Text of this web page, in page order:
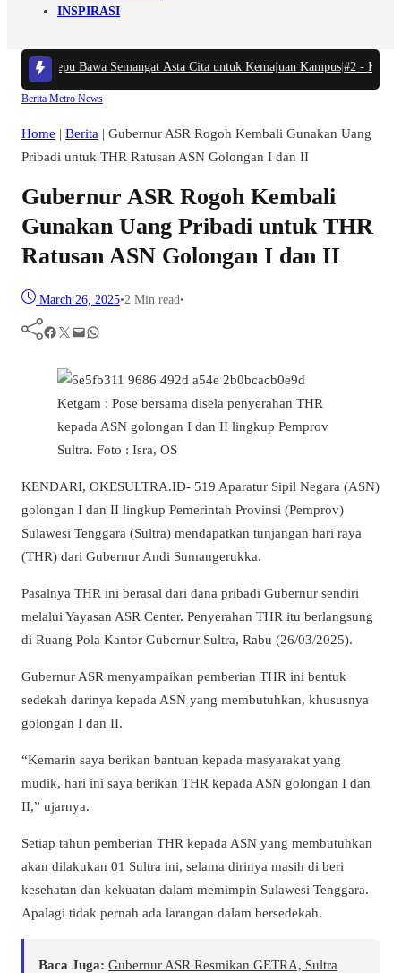
INSPIRASI
Tosepu Bawa Semangat Asta Cita untuk Kemajuan Kampus|#2 -Harga
Berita Metro News
Home | Berita | Gubernur ASR Rogoh Kembali Gunakan Uang
Pribadi untuk THR Ratusan ASN Golongan I dan II
Gubernur ASR Rogoh Kembali
Gunakan Uang Pribadi untuk THR
Ratusan ASN Golongan I dan II
March 26, 2025•2 Min read•
Facebook Twitter Mail WhatsApp
Ketgam : Pose bersama disela penyerahan THR
kepada ASN golongan I dan II lingkup Pemprov
Sultra. Foto : Isra, OS
KENDARI, OKESULTRA.ID- 519 Aparatur Sipil Negara (ASN)
golongan I dan II lingkup Pemerintah Provinsi (Pemprov)
Sulawesi Tenggara (Sultra) mendapatkan tunjangan hari raya
(THR) dari Gubernur Andi Sumangerukka.
Pasalnya THR ini berasal dari dana pribadi Gubernur sendiri
melalui Yayasan ASR Center. Penyerahan THR itu berlangsung
di Ruang Pola Kantor Gubernur Sultra, Rabu (26/03/2025).
Gubernur ASR menyampaikan pemberian THR ini bentuk
sedekah darinya kepada ASN yang membutuhkan, khususnya
golongan I dan II.
“Kemarin saya berikan bantuan kepada masyarakat yang
mudik, hari ini saya berikan THR kepada ASN golongan I dan
II,” ujarnya.
Setiap tahun pemberian THR kepada ASN yang membutuhkan
akan dilakukan 01 Sultra ini, selama dirinya masih di beri
kesehatan dan kekuatan dalam memimpin Sulawesi Tenggara.
Apalagi tidak pernah ada larangan dalam bersedekah.
Baca Juga: Gubernur ASR Resmikan GETRA, Sultra